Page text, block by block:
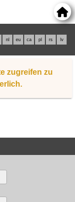
nl eu ca pl rs lv
zugreifen zu